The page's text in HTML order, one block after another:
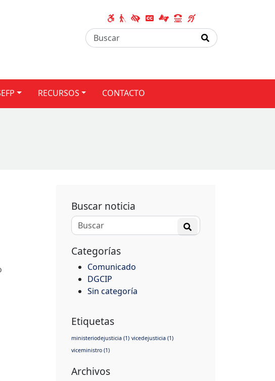
RECURSOS CONTACTO
Buscar noticia
Categorías
Comunicado
DGCIP
Sin categoría
Etiquetas
ministeriodejusticia(1) vicedejusticia(1)
viceministro(1)
Archivos